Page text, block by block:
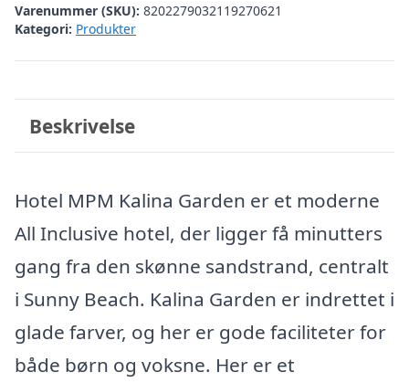
Varenummer (SKU): 8202279032119270621
Kategori: Produkter
Beskrivelse
Hotel MPM Kalina Garden er et moderne
All Inclusive hotel, der ligger få minutters
gang fra den skønne sandstrand, centralt
i Sunny Beach. Kalina Garden er indrettet i
glade farver, og her er gode faciliteter for
både børn og voksne. Her er et